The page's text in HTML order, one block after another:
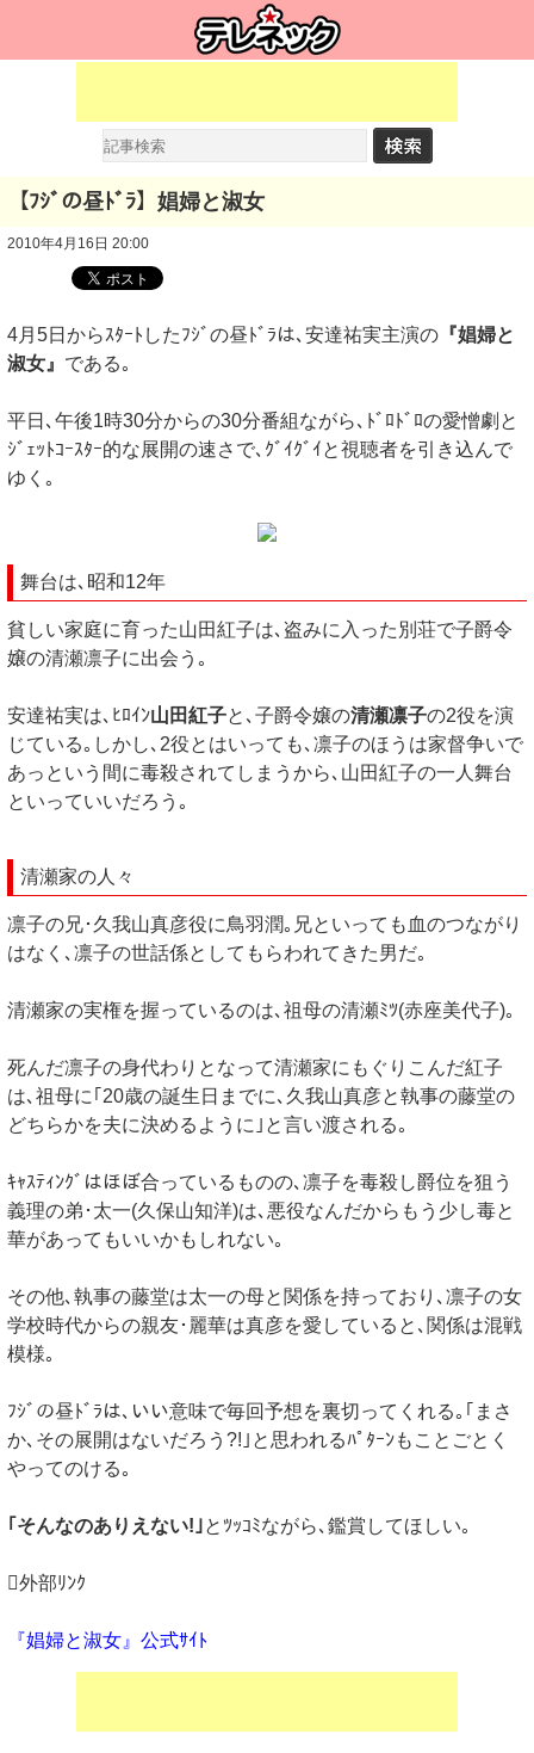
【ﾌｼﾞの昼ﾄﾞﾗ】娼婦と淑女
2010年4月16日 20:00
4月5日からｽﾀｰﾄしたﾌｼﾞの昼ﾄﾞﾗは､安達祐実主演の 『娼婦と
淑女』 である｡
平日､午後1時30分からの30分番組ながら､ﾄﾞﾛﾄﾞﾛの愛憎劇と
ｼﾞｪｯﾄｺｰｽﾀｰ的な展開の速さで､ｸﾞｲｸﾞｲと視聴者を引き込んで
ゆく｡
舞台は､昭和12年
貧しい家庭に育った山田紅子は､盗みに入った別荘で子爵令
嬢の清瀬凛子に出会う｡
安達祐実は､ﾋﾛｲﾝ山田紅子と､子爵令嬢の清瀬凛子の2役を演
じている｡しかし､2役とはいっても､凛子のほうは家督争いで
あっという間に毒殺されてしまうから､山田紅子の一人舞台
といっていいだろう｡
清瀬家の人々
凛子の兄･久我山真彦役に鳥羽潤｡兄といっても血のつながり
はなく､凛子の世話係としてもらわれてきた男だ｡
清瀬家の実権を握っているのは､祖母の清瀬ﾐﾂ(赤座美代子)｡
死んだ凛子の身代わりとなって清瀬家にもぐりこんだ紅子
は､祖母に｢20歳の誕生日までに､久我山真彦と執事の藤堂の
どちらかを夫に決めるように｣と言い渡される｡
ｷｬｽﾃｨﾝｸﾞはほぼ合っているものの､凛子を毒殺し爵位を狙う
義理の弟･太一(久保山知洋)は､悪役なんだからもう少し毒と
華があってもいいかもしれない｡
その他､執事の藤堂は太一の母と関係を持っており､凛子の女
学校時代からの親友･麗華は真彦を愛していると､関係は混戦
模様｡
ﾌｼﾞの昼ﾄﾞﾗは､いい意味で毎回予想を裏切ってくれる｡｢まさ
か､その展開はないだろう?!｣と思われるﾊﾟﾀｰﾝもことごとく
やってのける｡
｢そんなのありえない!｣とﾂｯｺﾐながら､鑑賞してほしい｡
外部ﾘﾝｸ
『娼婦と淑女』公式ｻｲﾄ